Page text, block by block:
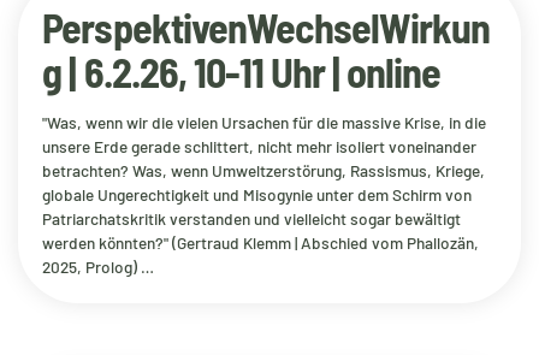
PerspektivenWechselWirkun
g | 6.2.26, 10-11 Uhr | online
"Was, wenn wir die vielen Ursachen für die massive Krise, in die
unsere Erde gerade schlittert, nicht mehr isoliert voneinander
betrachten? Was, wenn Umweltzerstörung, Rassismus, Kriege,
globale Ungerechtigkeit und Misogynie unter dem Schirm von
Patriarchatskritik verstanden und vielleicht sogar bewältigt
werden könnten?" (Gertraud Klemm | Abschied vom Phallozän,
2025, Prolog) …